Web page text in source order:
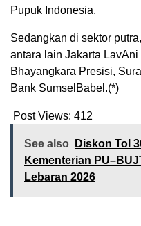
Pupuk Indonesia.
Sedangkan di sektor
antara lain Jakarta
Bhayangkara Presisi,
Bank SumselBabel.(*)
Post Views: 412
See also
Diskon Tol
Kementerian
Lebaran 2026